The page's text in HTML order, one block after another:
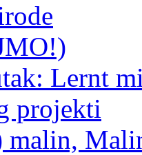
Lernt
projekti